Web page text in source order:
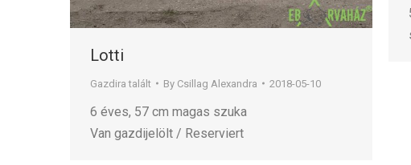
Lotti
Gazdira talált By Csillag Alexandra 2018-05-10
6 éves, 57 cm magas szuka
Van gazdijelölt / Reserviert